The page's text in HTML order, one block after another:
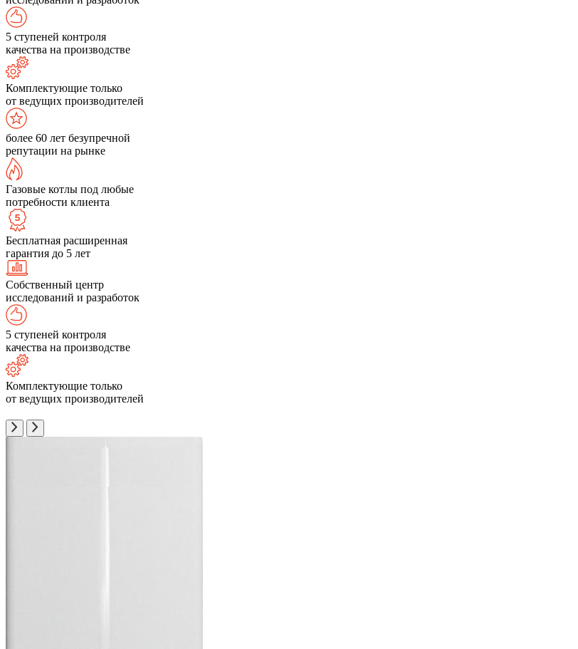
5 ступеней контроля
качества на производстве
Комплектующие только
от ведущих производителей
более 60 лет безупречной
репутации на рынке
Газовые котлы под любые
потребности клиента
Бесплатная расширенная
гарантия до 5 лет
Собственный центр
исследований и разработок
5 ступеней контроля
качества на производстве
Комплектующие только
от ведущих производителей